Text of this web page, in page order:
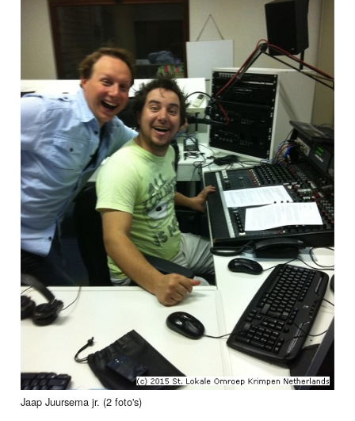
Jaap Juursema jr. (2 foto's)